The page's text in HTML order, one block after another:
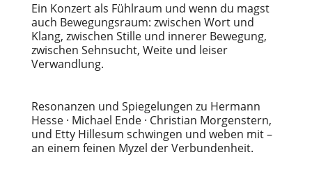
Ein Konzert als Fühlraum und wenn du magst
auch Bewegungsraum: zwischen Wort und
Klang, zwischen Stille und innerer Bewegung,
zwischen Sehnsucht, Weite und leiser
Verwandlung.
Resonanzen und Spiegelungen zu Hermann
Hesse · Michael Ende · Christian Morgenstern,
und Etty Hillesum schwingen und weben mit –
an einem feinen Myzel der Verbundenheit.